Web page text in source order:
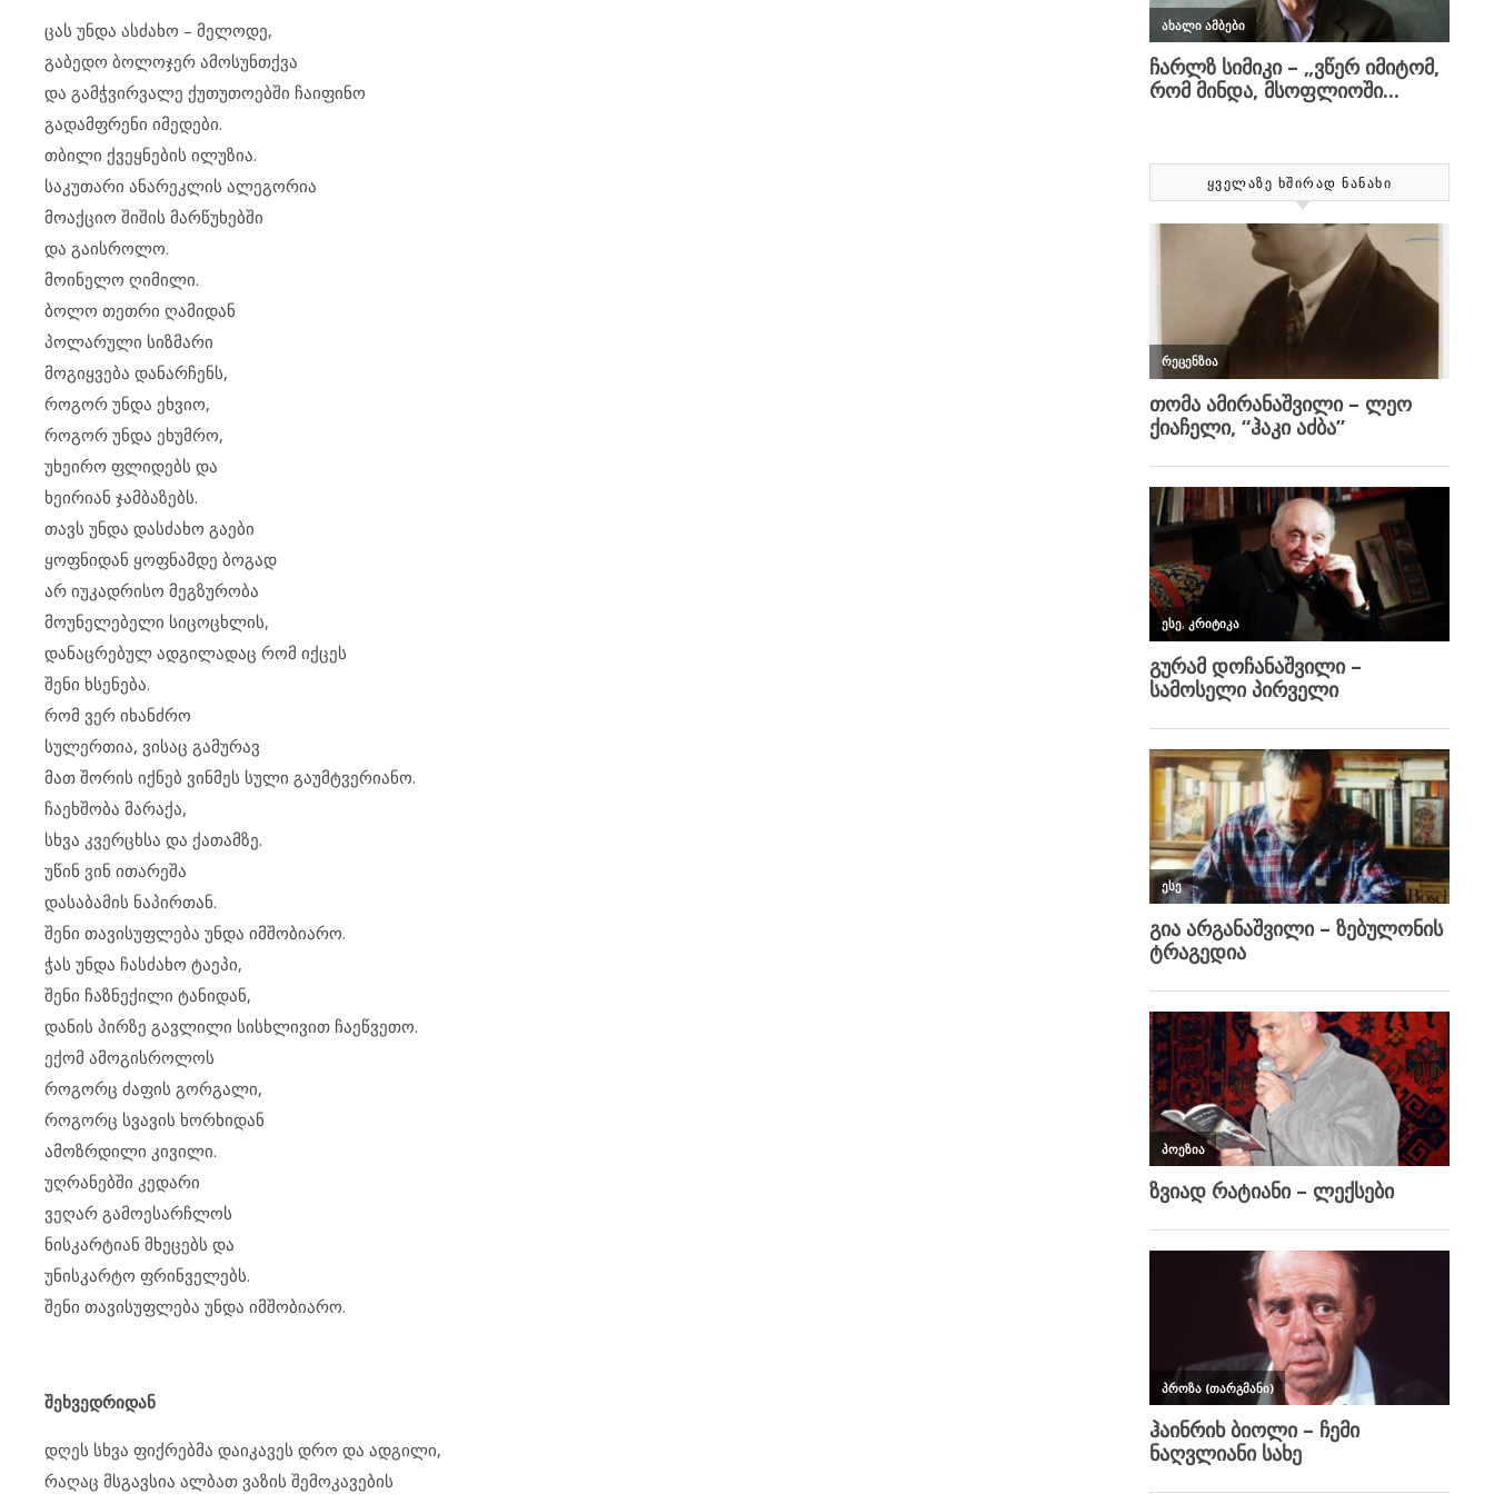
ცას უნდა ასძახო – მელოდე,
გაბედო ბოლოჯერ ამოსუნთქვა
და გამჭვირვალე ქუთუთოებში ჩაიფინო
გადამფრენი იმედები.
თბილი ქვეყნების ილუზია.
საკუთარი ანარეკლის ალეგორია
მოაქციო შიშის მარწუხებში
და გაისროლო.
მოინელო ღიმილი.
ბოლო თეთრი ღამიდან
პოლარული სიზმარი
მოგიყვება დანარჩენს,
როგორ უნდა ეხვიო,
როგორ უნდა ეხუმრო,
უხეირო ფლიდებს და
ხეირიან ჯამბაზებს.
თავს უნდა დასძახო გაები
ყოფნიდან ყოფნამდე ბოგად
არ იუკადრისო მეგზურობა
მოუნელებელი სიცოცხლის,
დანაცრებულ ადგილადაც რომ იქცეს
შენი ხსენება.
რომ ვერ იხანძრო
სულერთია, ვისაც გამურავ
მათ შორის იქნებ ვინმეს სული გაუმტვერიანო.
ჩაეხშობა მარაქა,
სხვა კვერცხსა და ქათამზე.
უწინ ვინ ითარეშა
დასაბამის ნაპირთან.
შენი თავისუფლება უნდა იმშობიარო.
ჭას უნდა ჩასძახო ტაეპი,
შენი ჩაზნექილი ტანიდან,
დანის პირზე გავლილი სისხლივით ჩაეწვეთო.
ექომ ამოგისროლოს
როგორც ძაფის გორგალი,
როგორც სვავის ხორხიდან
ამოზრდილი კივილი.
უღრანებში კედარი
ვეღარ გამოესარჩლოს
ნისკარტიან მხეცებს და
უნისკარტო ფრინველებს.
შენი თავისუფლება უნდა იმშობიარო.
შეხვედრიდან
დღეს სხვა ფიქრებმა დაიკავეს დრო და ადგილი,
რაღაც მსგავსია ალბათ ვაზის შემოკავების
ᲧᲕᲔᲚᲐᲖᲔ ᲮᲨᲘᲠᲐᲓ ᲜᲐᲜᲐᲮᲘ